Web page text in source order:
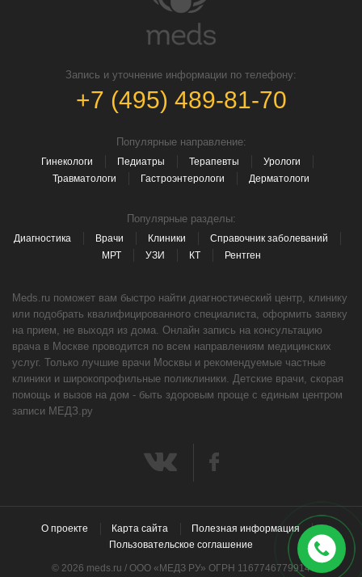
Запись и уточнение информации по телефону:
+7 (495) 489-81-70
Популярные направление:
Гинекологи Педиатры Терапевты
Урологи
Травматологи
Гастроэнтерологи Дерматологи
Популярные разделы:
Диагностика Врачи Клиники
Справочник заболеваний
МРТ
УЗИ КТ Рентген
Meds.ru поможет вам быстро найти диагностический центр, клинику
или подобрать квалифицированного специалиста, оформить заявку
на прием, не выходя из дома. Онлайн запись на консультацию
врача в Москве проводится по всем направлениям медицинских
услуг. Только лучшие врачи Москвы и рекомендуемые частные
клиники и широкопрофильные поликлиники. Детские врачи, скорая
помощь и вызов на дом - быть здоровым проще с единым центром
записи МЕДЗ.ру
О проекте Карта сайта
Полезная информация
Пользовательское соглашение
© 2026 meds.ru / ООО «МЕДЗ РУ» ОГРН 1167746779914